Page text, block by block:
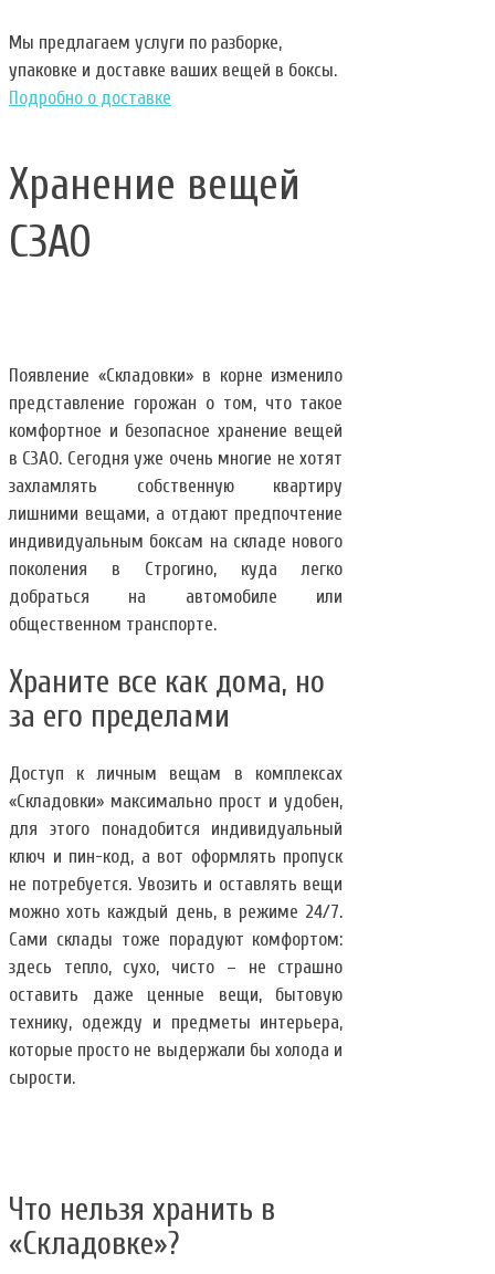
Мы предлагаем услуги по разборке,
упаковке и доставке ваших вещей в боксы.
Подробно о доставке
Хранение вещей
СЗАО
Появление «Складовки» в корне изменило
представление горожан о том, что такое
комфортное и безопасное хранение вещей
в СЗАО. Сегодня уже очень многие не хотят
захламлять собственную квартиру
лишними вещами, а отдают предпочтение
индивидуальным боксам на складе нового
поколения в Строгино, куда легко
добраться на автомобиле или
общественном транспорте.
Храните все как дома, но
за его пределами
Доступ к личным вещам в комплексах
«Складовки» максимально прост и удобен,
для этого понадобится индивидуальный
ключ и пин-код, а вот оформлять пропуск
не потребуется. Увозить и оставлять вещи
можно хоть каждый день, в режиме 24/7.
Сами склады тоже порадуют комфортом:
здесь тепло, сухо, чисто – не страшно
оставить даже ценные вещи, бытовую
технику, одежду и предметы интерьера,
которые просто не выдержали бы холода и
сырости.
Что нельзя хранить в
«Складовке»?